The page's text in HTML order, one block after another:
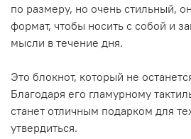
по размеру, но очень стильный,
формат, чтобы носить с собой и
мысли в течение дня.
Это блокнот, который не
Благодаря его гламурному
станет отличным подарком для
утвердиться.